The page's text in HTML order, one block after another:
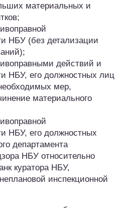
материальных и
НБУ (без детализации
действий и
НБУ, его должностных лиц
мер,
материального
НБУ, его должностных
департамента
НБУ относительно
куратора НБУ,
инспекционной